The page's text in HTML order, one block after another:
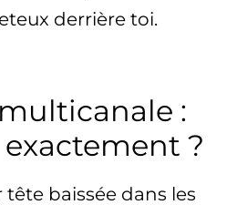
derrière toi.
:
exactement ?
baissée dans les